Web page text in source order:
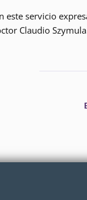
servicio
Claudio